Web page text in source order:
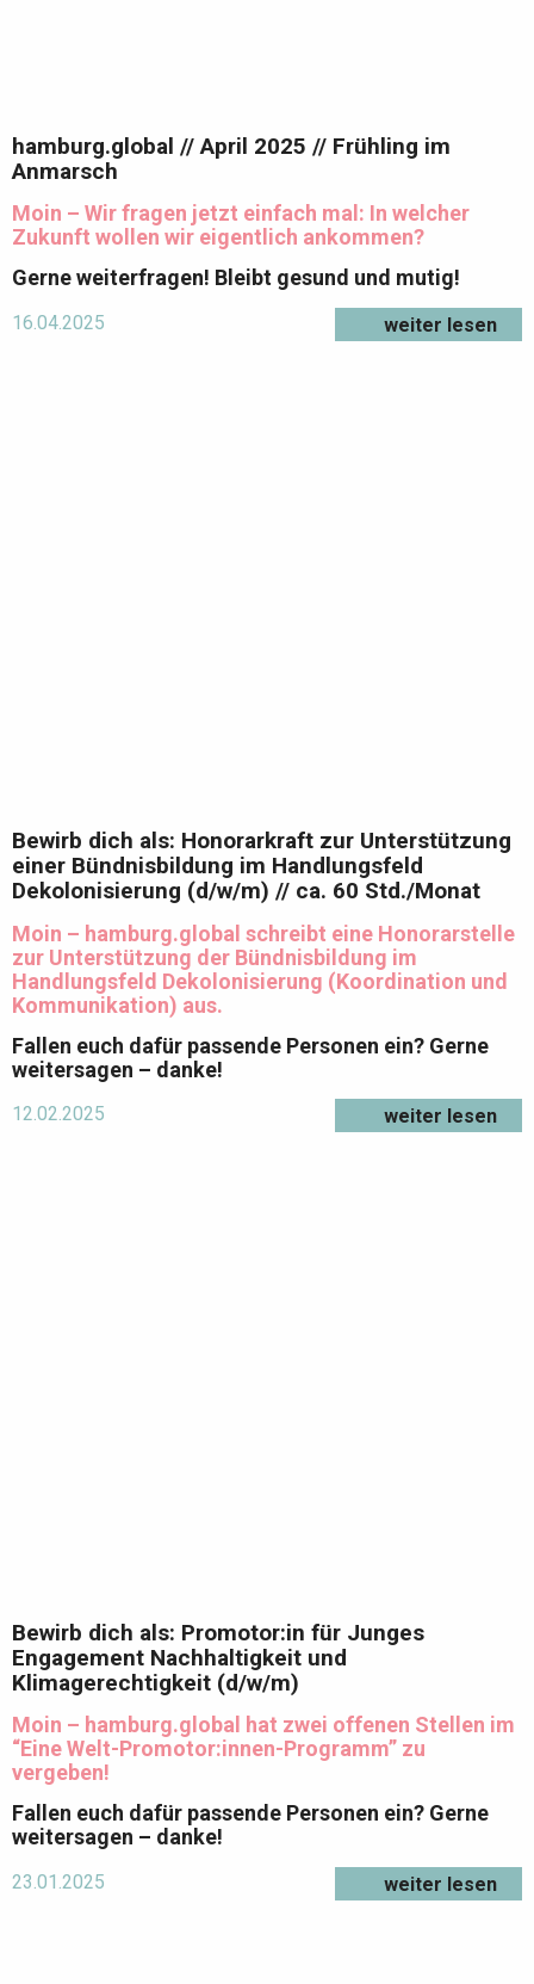
hamburg.global // April 2025 // Frühling im
Anmarsch
Moin – Wir fragen jetzt einfach mal: In welcher
Zukunft wollen wir eigentlich ankommen?
Gerne weiterfragen! Bleibt gesund und mutig!
16.04.2025 weiter lesen
Bewirb dich als: Honorarkraft zur Unterstützung
einer Bündnisbildung im Handlungsfeld
Dekolonisierung (d/w/m) // ca. 60 Std./Monat
Moin – hamburg.global schreibt eine Honorarstelle
zur Unterstützung der Bündnisbildung im
Handlungsfeld Dekolonisierung (Koordination und
Kommunikation) aus.
Fallen euch dafür passende Personen ein? Gerne
weitersagen – danke!
12.02.2025 weiter lesen
Bewirb dich als: Promotor:in für Junges
Engagement Nachhaltigkeit und
Klimagerechtigkeit (d/w/m)
Moin – hamburg.global hat zwei offenen Stellen im
“Eine Welt-Promotor:innen-Programm” zu
vergeben!
Fallen euch dafür passende Personen ein? Gerne
weitersagen – danke!
23.01.2025 weiter lesen